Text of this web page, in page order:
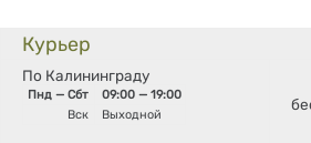
Курьер
По Калининграду
Пнд — Сбт
09:00 — 19:00
Вск
Выходной